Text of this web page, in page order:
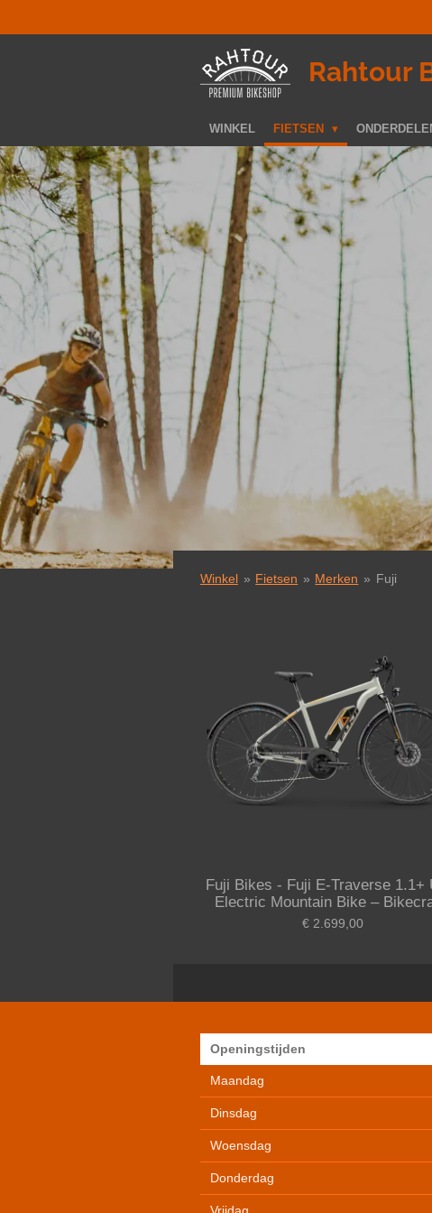
direct
­Rahtour
WINKEL FIETSEN
Winkel » Fietsen » Merken » Fuji
Fuji Bikes - Fuji E-Traverse 1.1+
Electric Mountain Bike –
€ 2.699,00
Openingstijden
Maandag
Dinsdag
Woensdag
Donderdag